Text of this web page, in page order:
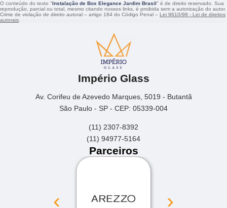
O conteúdo do texto "Instalação de Box Elegance Jardim Brasil" é de direito reservado. Sua
reprodução, parcial ou total, mesmo citando nossos links, é proibida sem a autorização do autor.
Crime de violação de direito autoral – artigo 184 do Código Penal – Lei 9610/98 - Lei de direitos
autorais
Império Glass
Av. Corifeu de Azevedo Marques, 5019 - Butantã
São Paulo - SP - CEP: 05339-004
(11) 2307-8392
(11) 94977-5164
Parceiros
‹ ›